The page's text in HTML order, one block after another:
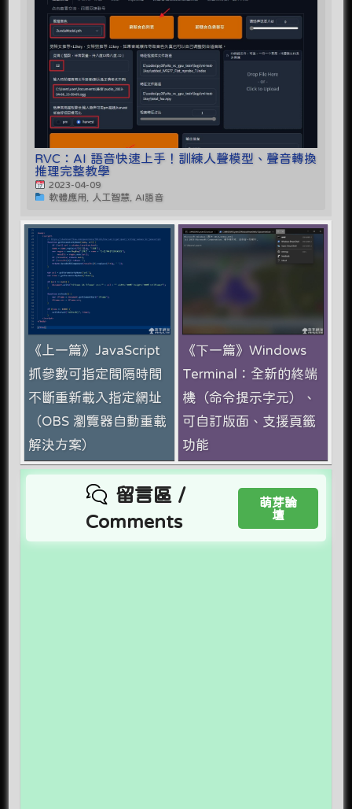
RVC：AI 語音快速上手！訓練人聲模型、聲音轉換
推理完整教學
2023-04-09
軟體應用, 人工智慧, AI語音
《上一篇》JavaScript
抓參數可指定間隔時間
不斷重新載入指定網址
（OBS 瀏覽器自動重載
解決方案）
《下一篇》Windows
Terminal：全新的終端
機（命令提示字元）、
可自訂版面、支援頁籤
功能
留言區 /
Comments
萌芽論
壇